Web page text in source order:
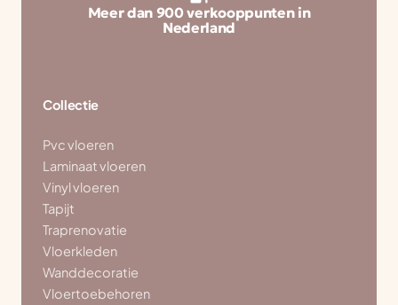
Meer dan 900 verkooppunten in
Nederland
Collectie
Pvc vloeren
Laminaat vloeren
Vinyl vloeren
Tapijt
Traprenovatie
Vloerkleden
Wanddecoratie
Vloertoebehoren